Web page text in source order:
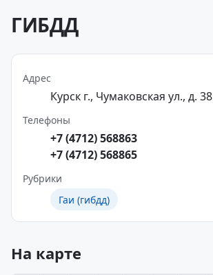
ГИБДД
Адрес
Курск г., Чумаковская ул., д. 38
Телефоны
+7 (4712) 568863
+7 (4712) 568865
Рубрики
Гаи (гибдд)
На карте